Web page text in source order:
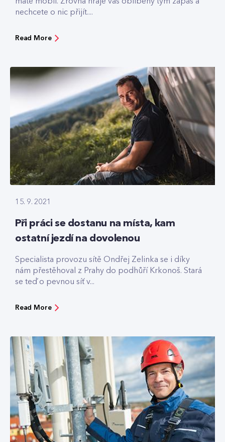
nechcete o nic přijít....
Read More
15. 9. 2021
Při práci se dostanu na místa, kam
ostatní jezdí na dovolenou
Specialista provozu sítě Ondřej Zelinka se i díky
nám přestěhoval z Prahy do podhůří Krkonoš. Stará
se teď o pevnou síť v...
Read More